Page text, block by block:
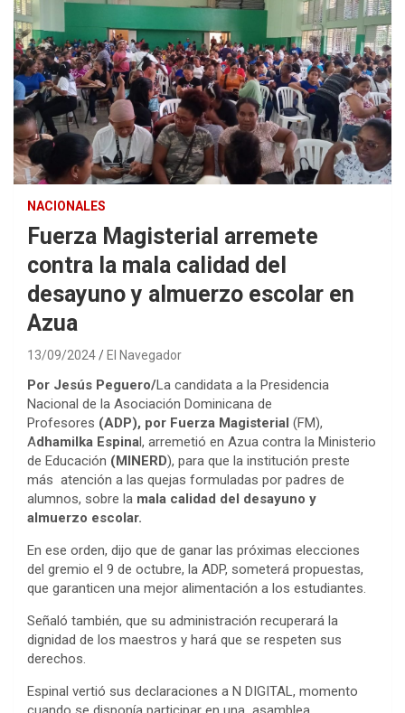
NACIONALES
Fuerza Magisterial arremete
contra la mala calidad del
desayuno y almuerzo escolar en
Azua
13/09/2024 El Navegador
Por Jesús Peguero/La candidata a la Presidencia
Nacional de la Asociación Dominicana de
Profesores (ADP), por Fuerza Magisterial (FM),
Adhamilka Espinal, arremetió en Azua contra la Ministerio
de Educación (MINERD), para que la institución preste
más atención a las quejas formuladas por padres de
alumnos, sobre la mala calidad del desayuno y
almuerzo escolar.
En ese orden, dijo que de ganar las próximas elecciones
del gremio el 9 de octubre, la ADP, someterá propuestas,
que garanticen una mejor alimentación a los estudiantes.
Señaló también, que su administración recuperará la
dignidad de los maestros y hará que se respeten sus
derechos.
Espinal vertió sus declaraciones a N DIGITAL, momento